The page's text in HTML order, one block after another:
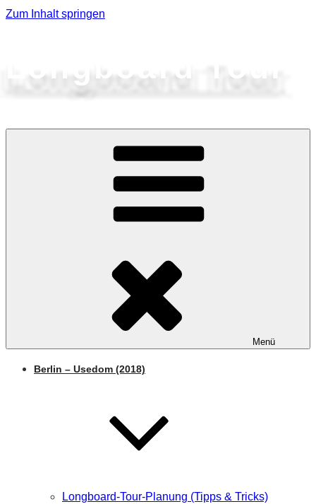
Zum Inhalt springen
Longboard Tour
Menü
Berlin – Usedom (2018)
Longboard-Tour-Planung (Tipps & Tricks)